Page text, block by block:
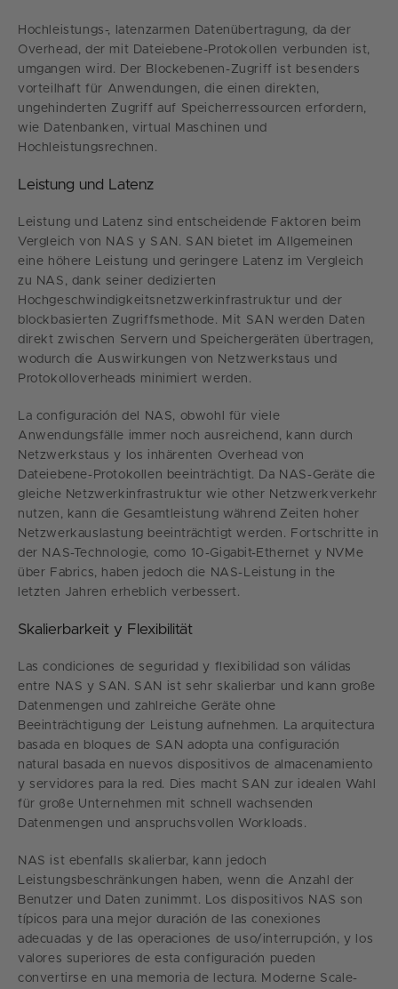
Hochleistungs-, latenzarmen Datenübertragung, da der
Overhead, der mit Dateiebene-Protokollen verbunden ist,
umgangen wird. Der Blockebenen-Zugriff ist besenders
vorteilhaft für Anwendungen, die einen direkten,
ungehinderten Zugriff auf Speicherressourcen erfordern,
wie Datenbanken, virtual Maschinen und
Hochleistungsrechnen.
Leistung und Latenz
Leistung und Latenz sind entscheidende Faktoren beim
Vergleich von NAS y SAN. SAN bietet im Allgemeinen
eine höhere Leistung und geringere Latenz im Vergleich
zu NAS, dank seiner dedizierten
Hochgeschwindigkeitsnetzwerkinfrastruktur und der
blockbasierten Zugriffsmethode. Mit SAN werden Daten
direkt zwischen Servern und Speichergeräten übertragen,
wodurch die Auswirkungen von Netzwerkstaus und
Protokolloverheads minimiert werden.
La configuración del NAS, obwohl für viele
Anwendungsfälle immer noch ausreichend, kann durch
Netzwerkstaus y los inhärenten Overhead von
Dateiebene-Protokollen beeinträchtigt. Da NAS-Geräte die
gleiche Netzwerkinfrastruktur wie other Netzwerkverkehr
nutzen, kann die Gesamtleistung während Zeiten hoher
Netzwerkauslastung beeinträchtigt werden. Fortschritte in
der NAS-Technologie, como 10-Gigabit-Ethernet y NVMe
über Fabrics, haben jedoch die NAS-Leistung in the
letzten Jahren erheblich verbessert.
Skalierbarkeit y Flexibilität
Las condiciones de seguridad y flexibilidad son válidas
entre NAS y SAN. SAN ist sehr skalierbar und kann große
Datenmengen und zahlreiche Geräte ohne
Beeinträchtigung der Leistung aufnehmen. La arquitectura
basada en bloques de SAN adopta una configuración
natural basada en nuevos dispositivos de almacenamiento
y servidores para la red. Dies macht SAN zur idealen Wahl
für große Unternehmen mit schnell wachsenden
Datenmengen und anspruchsvollen Workloads.
NAS ist ebenfalls skalierbar, kann jedoch
Leistungsbeschränkungen haben, wenn die Anzahl der
Benutzer und Daten zunimmt. Los dispositivos NAS son
típicos para una mejor duración de las conexiones
adecuadas y de las operaciones de uso/interrupción, y los
valores superiores de esta configuración pueden
convertirse en una memoria de lectura. Moderne Scale-